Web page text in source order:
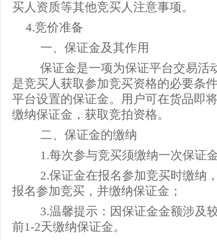
买人资质等其他竞买人注意事项。
4.竞价准备
一、保证金及其作用
保证金是一项为保证平台交易活
是竞买人获取参加竞买资格的必要条
平台设置的保证金。用户可在货品即
缴纳保证金，获取竞拍资格。
二、保证金的缴纳
1.每次参与竞买须缴纳一次保证
2.保证金在报名参加竞买时缴纳
报名参加竞买，并缴纳保证金；
3.温馨提示：因保证金金额涉及
前1-2天缴纳保证金。